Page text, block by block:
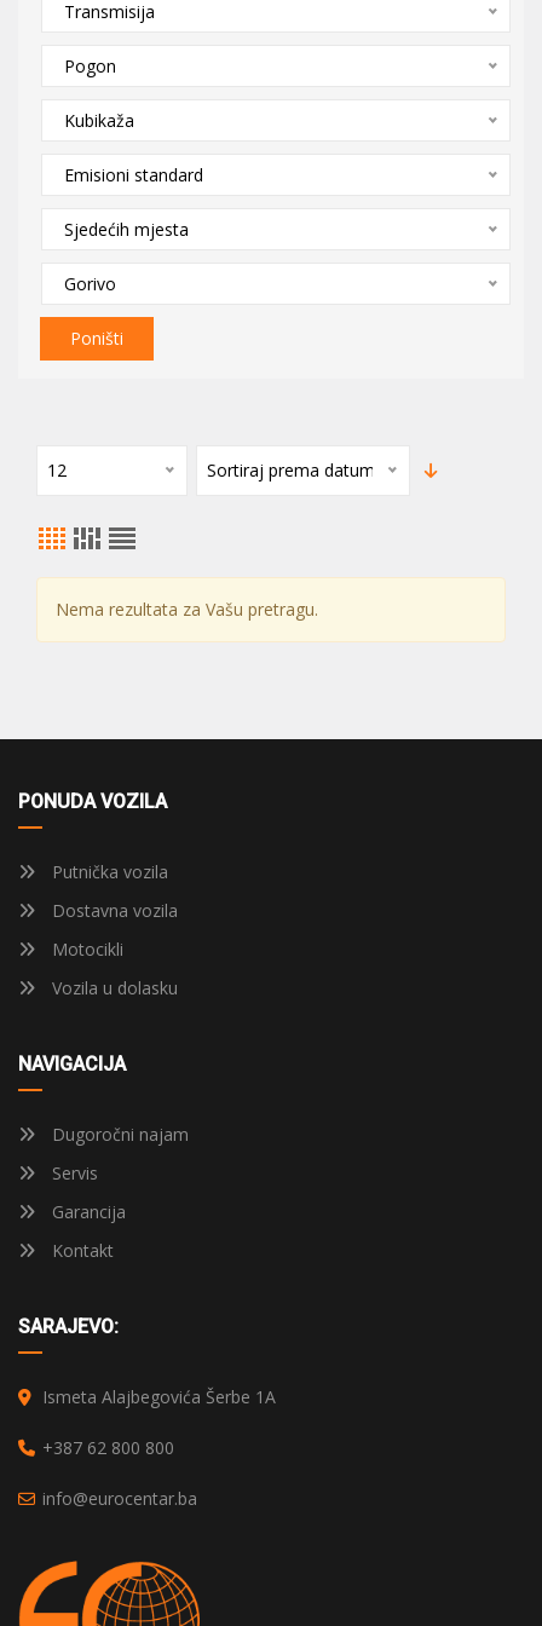
Transmisija
Pogon
Kubikaža
Emisioni standard
Sjedećih mjesta
Gorivo
Poništi
12 Sortiraj prema datumu
Nema rezultata za Vašu pretragu.
PONUDA VOZILA
Putnička vozila
Dostavna vozila
Motocikli
Vozila u dolasku
NAVIGACIJA
Dugoročni najam
Servis
Garancija
Kontakt
SARAJEVO:
Ismeta Alajbegovića Šerbe 1A
+387 62 800 800
info@eurocentar.ba